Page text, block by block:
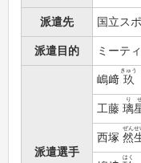
派遣先 国立ス
派遣目的 ミーテ
派遣選手
嶋﨑 玖
きゅう
工藤 璃
り
西塚 然
ぜんせ
はく